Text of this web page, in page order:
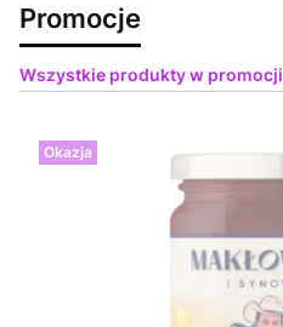
Promocje
Wszystkie produkty w promocji
Okazja